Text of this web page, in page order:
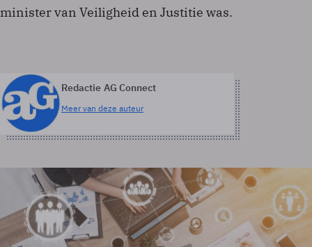
minister van Veiligheid en Justitie was.
Redactie AG Connect
Meer van deze auteur